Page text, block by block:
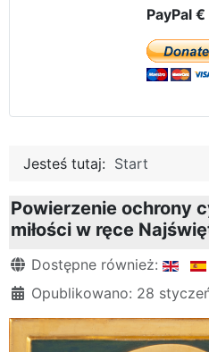
PayPal
Jesteś tutaj: Start
Powierzenie ochrony
miłości w ręce
Szczegóły
Dostępne również:
Opublikowano: 28